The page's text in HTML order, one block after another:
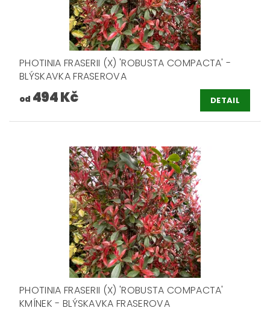
PHOTINIA FRASERII (X) 'ROBUSTA COMPACTA' -
BLÝSKAVKA FRASEROVA
od 494 Kč DETAIL
PHOTINIA FRASERII (X) 'ROBUSTA COMPACTA'
KMÍNEK - BLÝSKAVKA FRASEROVA